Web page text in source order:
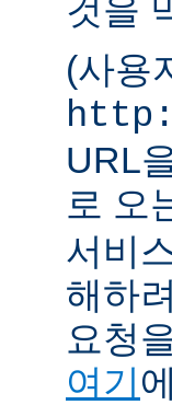
것을
(사용
URL
로 오
서비
해하
요청
여기